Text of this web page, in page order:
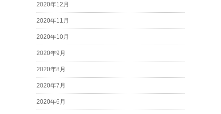
2020年12月
2020年11月
2020年10月
2020年9月
2020年8月
2020年7月
2020年6月